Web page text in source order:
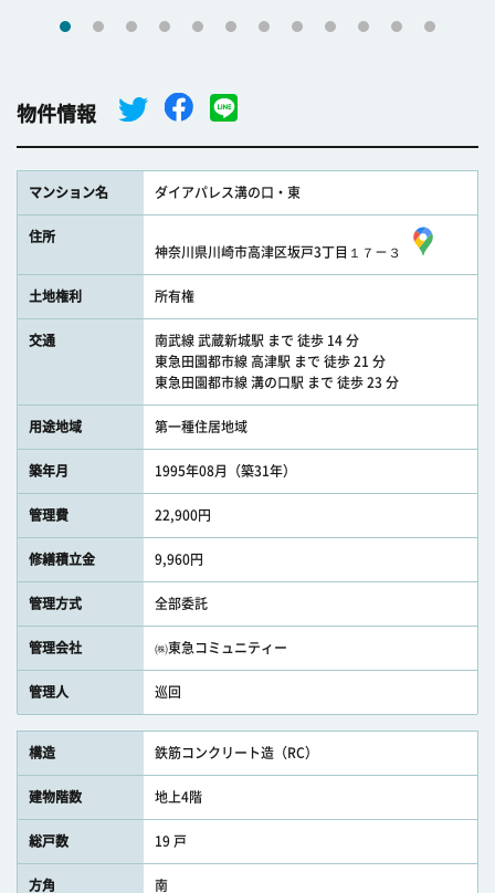
物件情報
マンション名 ダイアパレス溝の口・東
住所
神奈川県川崎市高津区坂戸3丁目１７－３
土地権利 所有権
交通
南武線 武蔵新城駅 まで 徒歩 14 分
東急田園都市線 高津駅 まで 徒歩 21 分
東急田園都市線 溝の口駅 まで 徒歩 23 分
用途地域 第一種住居地域
築年月 1995年08月（築31年）
管理費 22,900円
修繕積立金 9,960円
管理方式 全部委託
管理会社 ㈱東急コミュニティー
管理人 巡回
構造 鉄筋コンクリート造（RC）
建物階数 地上4階
総戸数 19 戸
方角 南